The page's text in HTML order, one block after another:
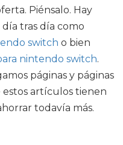
Piénsalo. Hay
tras día como
switch o bien
nintendo switch.
páginas y páginas
estos artículos tienen
todavía más.